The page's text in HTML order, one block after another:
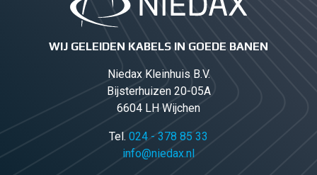
WIJ GELEIDEN KABELS IN GOEDE BANEN
Niedax Kleinhuis B.V.
Bijsterhuizen 20-05A
6604 LH Wijchen
Tel. 024 - 378 85 33
info@niedax.nl